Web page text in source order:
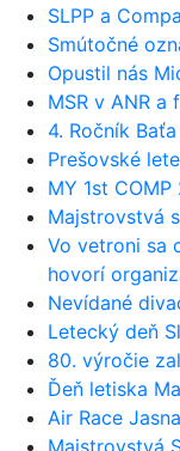
SLPP a
Smútočné
Opustil nás
MSR v ANR a
4. Ročník
Prešovské
MY 1st COMP
Majstrovstvá
Vo vetroni sa
hovorí
Nevídané
Letecký deň
80. výročie
Ďeň letiska
Air Race
Majstrovstvá